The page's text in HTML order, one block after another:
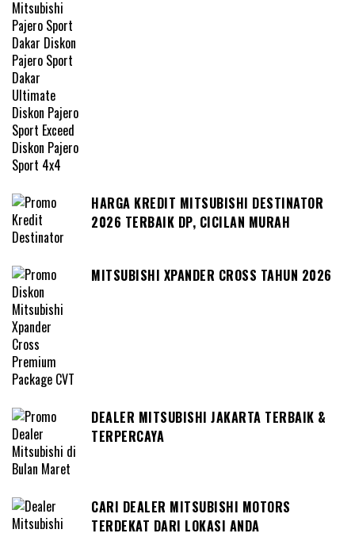
HARGA KREDIT MITSUBISHI DESTINATOR
2026 TERBAIK DP, CICILAN MURAH
MITSUBISHI XPANDER CROSS TAHUN 2026
DEALER MITSUBISHI JAKARTA TERBAIK &
TERPERCAYA
CARI DEALER MITSUBISHI MOTORS
TERDEKAT DARI LOKASI ANDA